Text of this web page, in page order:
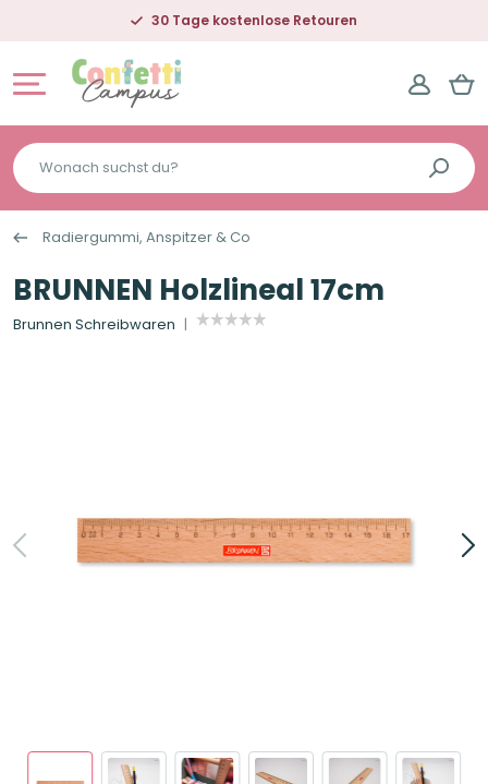
30 Tage kostenlose Retouren
Wonach
suchst
du?
Radiergummi, Anspitzer & Co
BRUNNEN Holzlineal 17cm
Brunnen Schreibwaren